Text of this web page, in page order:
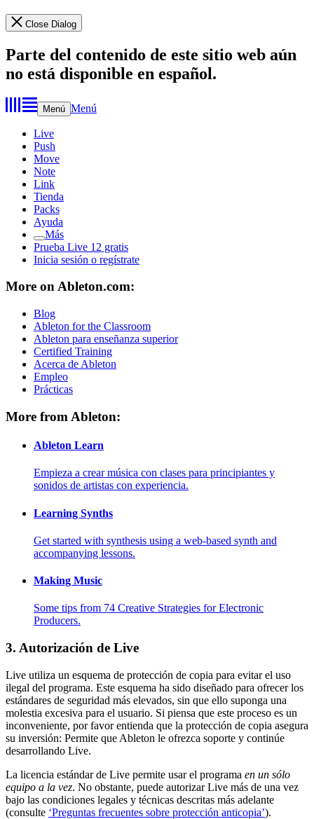
Close Dialog
Parte del contenido de este sitio web aún
no está disponible en español.
Menú Menú
Live
Push
Move
Note
Link
Tienda
Packs
Ayuda
Más
Prueba Live 12 gratis
Inicia sesión o regístrate
More on Ableton.com:
Blog
Ableton for the Classroom
Ableton para enseñanza superior
Certified Training
Acerca de Ableton
Empleo
Prácticas
More from Ableton:
Ableton Learn
Empieza a crear música con clases para principiantes y
sonidos de artistas con experiencia.
Learning Synths
Get started with synthesis using a web-based synth and
accompanying lessons.
Making Music
Some tips from 74 Creative Strategies for Electronic
Producers.
3. Autorización de Live
Live utiliza un esquema de protección de copia para evitar el uso
ilegal del programa. Este esquema ha sido diseñado para ofrecer los
estándares de seguridad más elevados, sin que ello suponga una
molestia excesiva para el usuario. Si piensa que este proceso es un
inconveniente, por favor entienda que la protección de copia asegura
su inversión: Permite que Ableton le ofrezca soporte y continúe
desarrollando Live.
La licencia estándar de Live permite usar el programa en un sólo
equipo a la vez. No obstante, puede autorizar Live más de una vez
bajo las condiciones legales y técnicas descritas más adelante
(consulte ‘Preguntas frecuentes sobre protección anticopia’).